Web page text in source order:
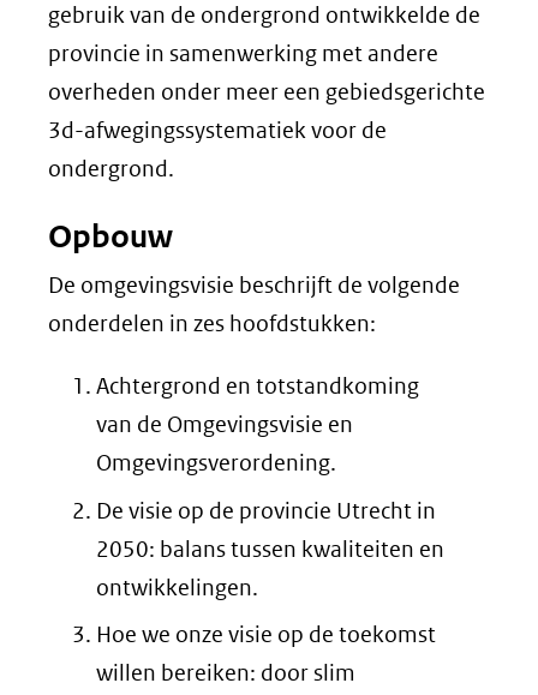
gebruik van de ondergrond ontwikkelde de
provincie in samenwerking met andere
overheden onder meer een gebiedsgerichte
3d-afwegingssystematiek voor de
ondergrond.
Opbouw
De omgevingsvisie beschrijft de volgende
onderdelen in zes hoofdstukken:
Achtergrond en totstandkoming
van de Omgevingsvisie en
Omgevingsverordening.
De visie op de provincie Utrecht in
2050: balans tussen kwaliteiten en
ontwikkelingen.
Hoe we onze visie op de toekomst
willen bereiken: door slim